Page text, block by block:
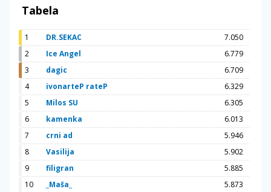
Tabela
1 DR.SEKAC
7.050
2
Ice Angel
6.779
3
dagic
6.709
4
ivonarteP rateP
6.329
5
Milos SU
6.305
6
kamenka
6.013
7
crni ad
5.946
8
Vasilija
5.902
9
filigran
5.885
10
_Maša_ 5.873